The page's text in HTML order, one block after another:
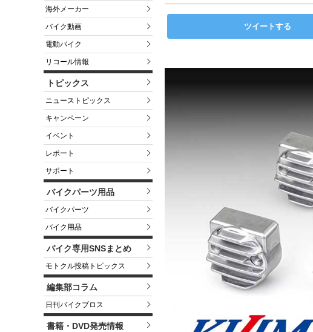
海外メーカー
バイク動画
電動バイク
リコール情報
トピックス
ニューストピックス
キャンペーン
イベント
レポート
サポート
バイクパーツ用品
バイクパーツ
バイク用品
バイク専用SNSまとめ
モトクル投稿トピックス
編集部コラム
日刊バイクブロス
書籍・DVD発売情報
ツイートする